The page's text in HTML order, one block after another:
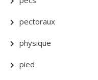
pectoraux
physique
pied